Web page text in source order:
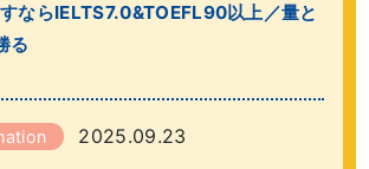
ならIELTS7.0&TOEFL90以上／量と
る
2025.09.23